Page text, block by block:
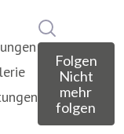
Folgen
Nicht
mehr
folgen